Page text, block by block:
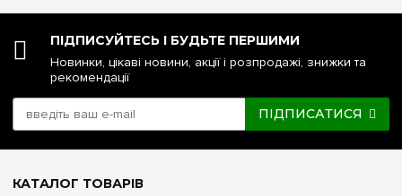
ПІДПИСУЙТЕСЬ І БУДЬТЕ ПЕРШИМИ
Новинки, цікаві новини, акції і розпродажі, знижки та
рекомендації
ПІДПИСАТИСЯ
КАТАЛОГ ТОВАРІВ